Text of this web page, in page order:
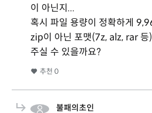
이 아닌지...
혹시 파일 용량이 정확하게
zip이 아닌 포맷(7z, alz, rar 등
주실 수 있을까요?
추천 0
불패의초인